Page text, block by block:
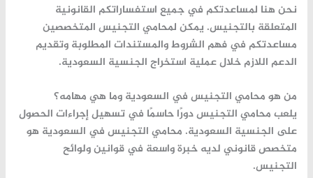
نحن هنا لمساعدتكم في جميع استفساراتكم القانونية
المتعلقة بالتجنيس. يمكن لمحامي التجنيس المتخصصين
مساعدتكم في فهم الشروط والمستندات المطلوبة وتقديم
الدعم اللازم خلال عملية استخراج الجنسية السعودية.
من هو محامي التجنيس في السعودية وما هي مهامه؟
يلعب محامي التجنيس دورًا حاسمًا في تسهيل إجراءات الحصول
على الجنسية السعودية. محامي التجنيس في السعودية هو
متخصص قانوني لديه خبرة واسعة في قوانين ولوائح
التجنيس.